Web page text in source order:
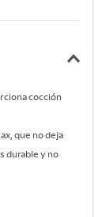
cocción
que no deja
durable y no